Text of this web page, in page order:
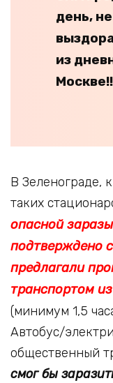
день,
из
В Зеленограде,
таких
опасной
подтверждено
предлагали
транспортом
(минимум 1,5
Автобус/
общественный
смог бы